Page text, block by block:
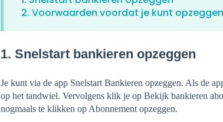
2. Voorwaarden voordat je kunt opzeggen
1. Snelstart bankieren opzeggen
Je kunt via de app Snelstart Bankieren opzeggen. Als de
op het tandwiel. Vervolgens klik je op Bekijk bankieren
nogmaals te klikken op Abonnement opzeggen.